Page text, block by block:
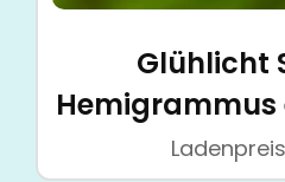
Glühlicht
Ladenpreis